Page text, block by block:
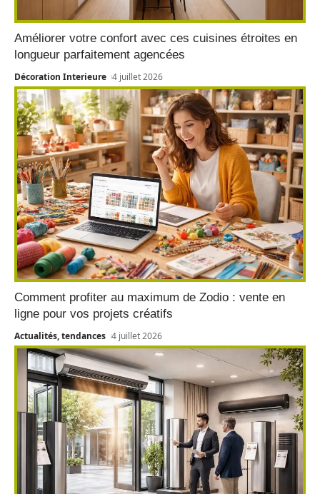
Améliorer votre confort avec ces cuisines étroites en
longueur parfaitement agencées
Décoration Interieure 4 juillet 2026
Comment profiter au maximum de Zodio : vente en
ligne pour vos projets créatifs
Actualités, tendances 4 juillet 2026